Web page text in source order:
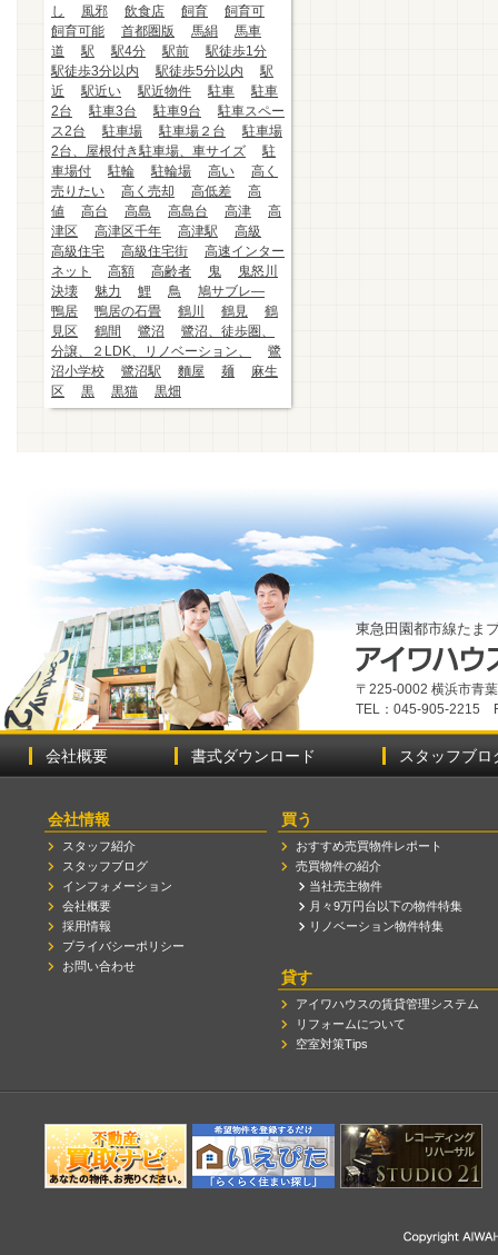
し
風邪 飲食店 飼育
飼育可
飼育可能
首都圏版 馬絹
馬車
道
駅 駅4分 駅前
駅徒歩1分
駅徒歩3分以内
駅徒歩5分以内
駅
近
駅近い 駅近物件 駐車
駐車
2台
駐車3台 駐車9台
駐車スペー
ス2台
駐車場 駐車場２台
駐車場
2台、屋根付き駐車場、車サイズ
駐
車場付
駐輪 駐輪場 高い
高く
売りたい
高く売却 高低差
高
値
高台 高島 高島台 高津
高
津区
高津区千年 高津駅
高級
高級住宅
高級住宅街
高速インター
ネット
高額 高齢者 鬼
鬼怒川
決壊
魅力 鯉 鳥
鳩サブレ―
鴨居
鴨居の石畳 鶴川 鶴見
鶴
見区
鶴間 鷺沼
鷺沼、徒歩圏、
分譲、２LDK、リノベーション、
鷺
沼小学校
鷺沼駅 麵屋 麺
麻生
区
黒 黒猫 黒畑
東急田園都市線たま
〒225-0002 横浜市青
TEL：045-905-2215
会社概要 書式ダウンロード スタッフブロ
会社情報
スタッフ紹介
スタッフブログ
インフォメーション
会社概要
採用情報
プライバシーポリシー
お問い合わせ
買う
おすすめ売買物件レポート
売買物件の紹介
当社売主物件
月々9万円台以下の物件特集
リノベーション物件特集
貸す
アイワハウスの賃貸管理システム
リフォームについて
空室対策Tips